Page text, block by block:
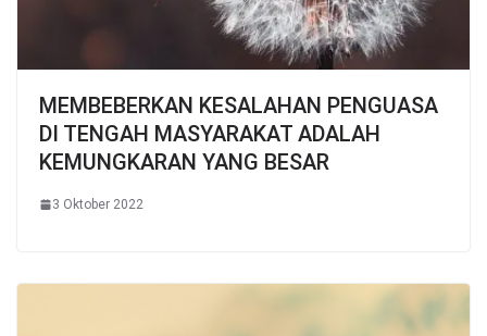
MEMBEBERKAN KESALAHAN PENGUASA
DI TENGAH MASYARAKAT ADALAH
KEMUNGKARAN YANG BESAR
3 Oktober 2022